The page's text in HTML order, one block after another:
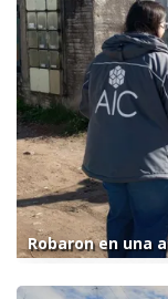
Robaron en una